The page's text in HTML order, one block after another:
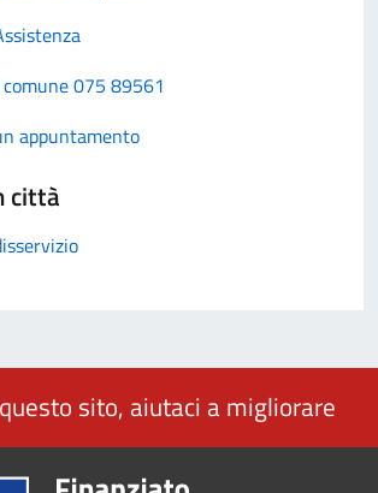
075 89561
appuntamento
città
sito, aiutaci a migliorare